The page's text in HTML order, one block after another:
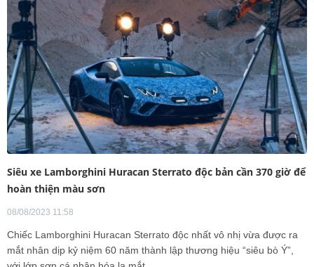
Siêu xe Lamborghini Huracan Sterrato độc bản cần 370 giờ để
hoàn thiện màu sơn
08/08/2023 11:58
Chiếc Lamborghini Huracan Sterrato độc nhất vô nhị vừa được ra
mắt nhân dịp kỷ niệm 60 năm thành lập thương hiệu “siêu bò Ý”,